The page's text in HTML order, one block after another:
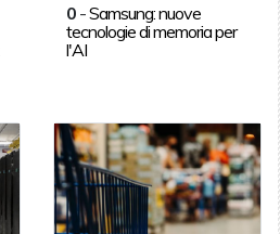
0 -Samsung: nuove
tecnologie di memoria per
l'AI